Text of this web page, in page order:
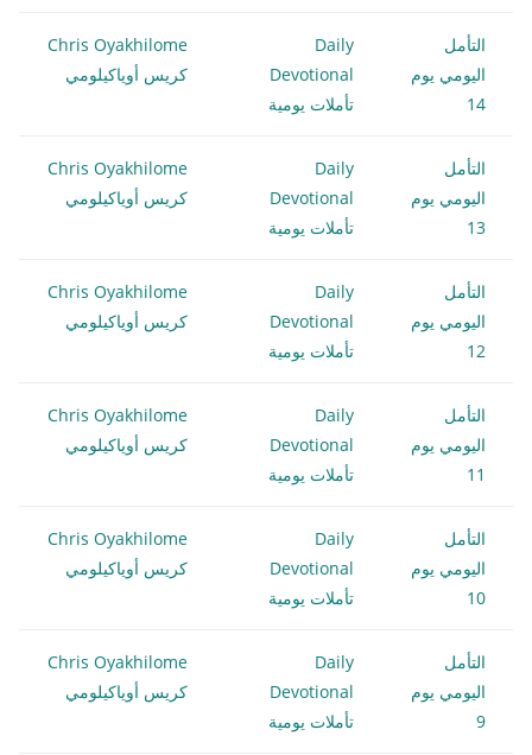
التأمل
اليومي يوم
14
Daily
Devotional
تأملات يومية
Chris Oyakhilome
كريس أوياكيلومي
التأمل
اليومي يوم
13
Daily
Devotional
تأملات يومية
Chris Oyakhilome
كريس أوياكيلومي
التأمل
اليومي يوم
12
Daily
Devotional
تأملات يومية
Chris Oyakhilome
كريس أوياكيلومي
التأمل
اليومي يوم
11
Daily
Devotional
تأملات يومية
Chris Oyakhilome
كريس أوياكيلومي
التأمل
اليومي يوم
10
Daily
Devotional
تأملات يومية
Chris Oyakhilome
كريس أوياكيلومي
التأمل
اليومي يوم
9
Daily
Devotional
تأملات يومية
Chris Oyakhilome
كريس أوياكيلومي